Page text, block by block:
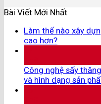
Bài Viết Mới Nhất
Làm thế nào xây
cao hơn?
Công nghệ sấy
và hình dạng sản